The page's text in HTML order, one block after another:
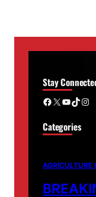
Stay
Facebook X YouTube TikTok Instagram
Categories
AGRICULTURE